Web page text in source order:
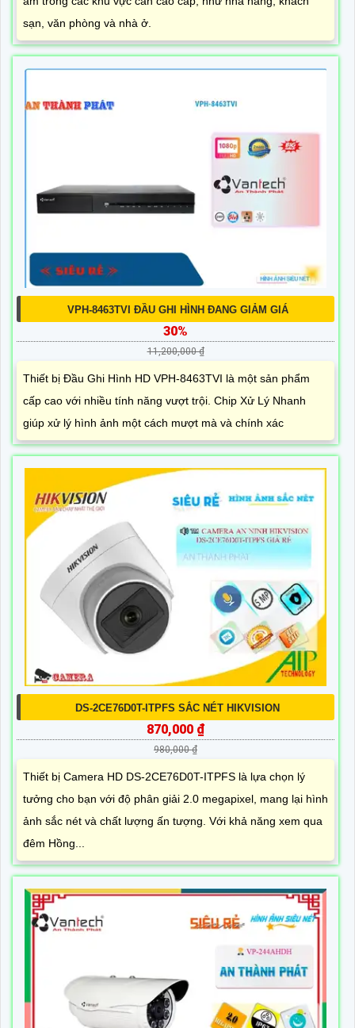
sạn, văn phòng và nhà ở.
VPH-8463TVI ĐẦU GHI HÌNH ĐANG GIẢM GIÁ
30%
11,200,000 ₫
Thiết bị Đầu Ghi Hình HD VPH-8463TVI là một sản phẩm
cấp cao với nhiều tính năng vượt trội. Chip Xử Lý Nhanh
giúp xử lý hình ảnh một cách mượt mà và chính xác
DS-2CE76D0T-ITPFS SẮC NÉT HIKVISION
870,000 ₫
980,000 ₫
Thiết bị Camera HD DS-2CE76D0T-ITPFS là lựa chọn lý
tưởng cho bạn với độ phân giải 2.0 megapixel, mang lại hình
ảnh sắc nét và chất lượng ấn tượng. Với khả năng xem qua
đêm Hồng...